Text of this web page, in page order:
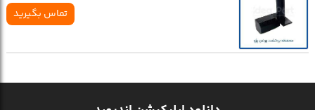
تماس بگیرید